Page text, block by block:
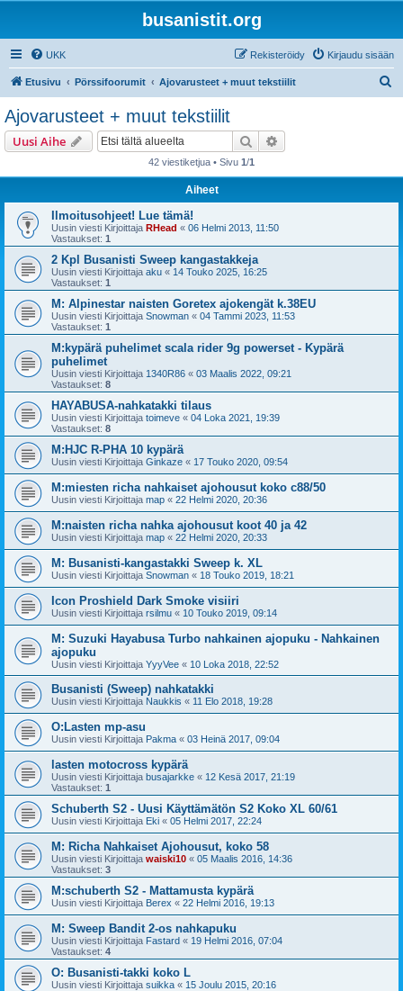
busanistit.org
UKK Kirjaudu sisään
Rekisteröidy
Etusivu Pörssifoorumit Ajovarusteet + muut tekstiilit
Ajovarusteet + muut tekstiilit
Uusi Aihe Etsi
42 viestiketjua • Sivu 1/1
Aiheet
Ilmoitusohjeet! Lue tämä!
Uusin viesti Kirjoittaja RHead « 06 Helmi 2013, 11:50
Vastaukset: 1
2 Kpl Busanisti Sweep kangastakkeja
Uusin viesti Kirjoittaja aku « 14 Touko 2025, 16:25
Vastaukset: 1
M: Alpinestar naisten Goretex ajokengät k.38EU
Uusin viesti Kirjoittaja Snowman « 04 Tammi 2023, 11:53
Vastaukset: 1
M:kypärä puhelimet scala rider 9g powerset - Kypärä
puhelimet
Uusin viesti Kirjoittaja 1340R86 « 03 Maalis 2022, 09:21
Vastaukset: 8
HAYABUSA-nahkatakki tilaus
Uusin viesti Kirjoittaja toimeve « 04 Loka 2021, 19:39
Vastaukset: 8
M:HJC R-PHA 10 kypärä
Uusin viesti Kirjoittaja Ginkaze « 17 Touko 2020, 09:54
M:miesten richa nahkaiset ajohousut koko c88/50
Uusin viesti Kirjoittaja map « 22 Helmi 2020, 20:36
M:naisten richa nahka ajohousut koot 40 ja 42
Uusin viesti Kirjoittaja map « 22 Helmi 2020, 20:33
M: Busanisti-kangastakki Sweep k. XL
Uusin viesti Kirjoittaja Snowman « 18 Touko 2019, 18:21
Icon Proshield Dark Smoke visiiri
Uusin viesti Kirjoittaja rsilmu « 10 Touko 2019, 09:14
M: Suzuki Hayabusa Turbo nahkainen ajopuku - Nahkainen
ajopuku
Uusin viesti Kirjoittaja YyyVee « 10 Loka 2018, 22:52
Busanisti (Sweep) nahkatakki
Uusin viesti Kirjoittaja Naukkis « 11 Elo 2018, 19:28
O:Lasten mp-asu
Uusin viesti Kirjoittaja Pakma « 03 Heinä 2017, 09:04
lasten motocross kypärä
Uusin viesti Kirjoittaja busajarkke « 12 Kesä 2017, 21:19
Vastaukset: 1
Schuberth S2 - Uusi Käyttämätön S2 Koko XL 60/61
Uusin viesti Kirjoittaja Eki « 05 Helmi 2017, 22:24
M: Richa Nahkaiset Ajohousut, koko 58
Uusin viesti Kirjoittaja waiski10 « 05 Maalis 2016, 14:36
Vastaukset: 3
M:schuberth S2 - Mattamusta kypärä
Uusin viesti Kirjoittaja Berex « 22 Helmi 2016, 19:13
M: Sweep Bandit 2-os nahkapuku
Uusin viesti Kirjoittaja Fastard « 19 Helmi 2016, 07:04
Vastaukset: 4
O: Busanisti-takki koko L
Uusin viesti Kirjoittaja suikka « 15 Joulu 2015, 20:16